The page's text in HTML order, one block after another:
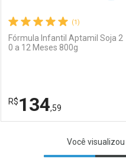
Comprar sem Desconto
Por R$ 175,99/cada
Por R$ 175,99/cada
(1)
Fórmula Infantil Aptamil Soja 2
0 a 12 Meses 800g
R$134,59
Você visualizou